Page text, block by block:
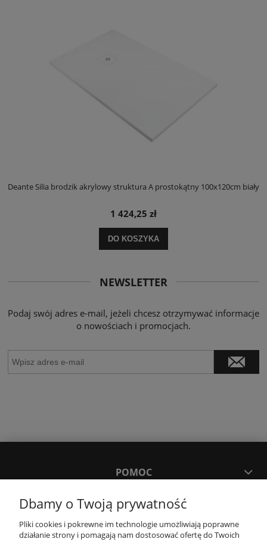
Deante Silia brodzik akrylowy struktura A prostokątny 100x120cm biały
1 424,25 zł
DO KOSZYKA
NEWSLETTER
Podaj swój adres e-mail, jeżeli chcesz otrzymywać informacje
o nowościach i promocjach.
POMOC
MOJE KONTO
Dbamy o Twoją prywatność
Pliki cookies i pokrewne im technologie umożliwiają poprawne
działanie strony i pomagają nam dostosować ofertę do Twoich